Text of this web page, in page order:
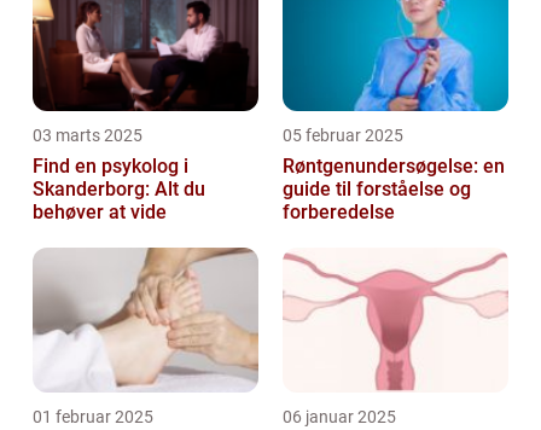
03 marts 2025
Find en psykolog i
Skanderborg: Alt du
behøver at vide
05 februar 2025
Røntgenundersøgelse: en
guide til forståelse og
forberedelse
01 februar 2025 06 januar 2025